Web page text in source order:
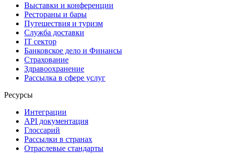
Выставки и конференции
Рестораны и бары
Путешествия и туризм
Служба доставки
IT сектор
Банковское дело и Финансы
Страхование
Здравоохранение
Рассылка в сфере услуг
Ресурсы
Интеграции
API документация
Глоссарий
Рассылки в странах
Отраслевые стандарты